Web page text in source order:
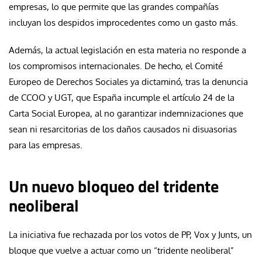
empresas, lo que permite que las grandes compañías
incluyan los despidos improcedentes como un gasto más.
Además, la actual legislación en esta materia no responde a
los compromisos internacionales. De hecho, el Comité
Europeo de Derechos Sociales ya dictaminó, tras la denuncia
de CCOO y UGT, que España incumple el artículo 24 de la
Carta Social Europea, al no garantizar indemnizaciones que
sean ni resarcitorias de los daños causados ni disuasorias
para las empresas.
Un nuevo bloqueo del tridente
neoliberal
La iniciativa fue rechazada por los votos de PP, Vox y Junts, un
bloque que vuelve a actuar como un “tridente neoliberal”